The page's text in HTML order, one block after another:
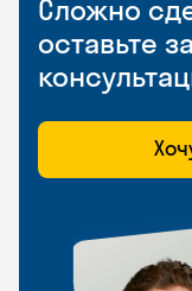
Сложно
оставьте